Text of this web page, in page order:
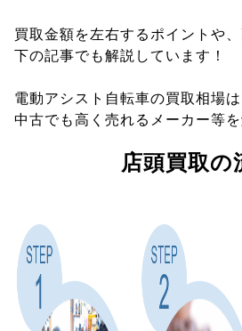
買取金額を左右するポイントや
下の記事でも解説しています！
電動アシスト自転車の買取相場
中古でも高く売れるメーカー等を
店頭買取の